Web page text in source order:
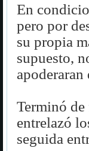
En
pero por
su propia
supuesto,
apoderaran
Terminó de
entrelazó
seguida